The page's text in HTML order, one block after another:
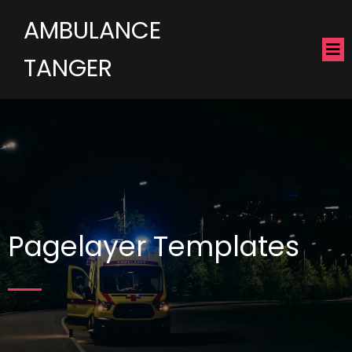
AMBULANCE
TANGER
Pagelayer Templates